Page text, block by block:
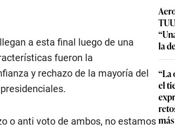
a esta final luego de una
fueron la
y rechazo de la mayoría del
o anti voto de ambos, no estamos
la
“La
el